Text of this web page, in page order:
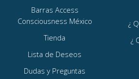
Barras Access
Consciousness México
Tienda
Lista de Deseos
Dudas y Preguntas
¿
¿